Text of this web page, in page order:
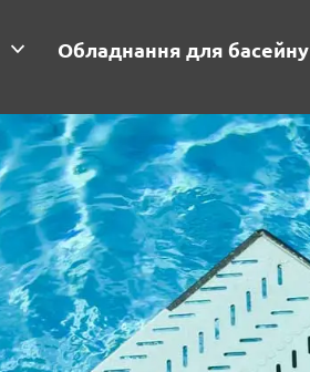
Обладнання для басейну